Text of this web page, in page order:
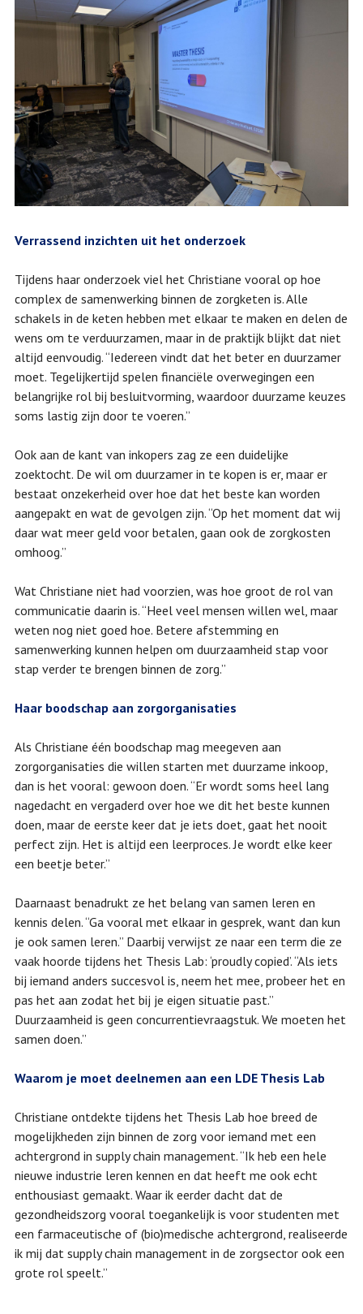
Verrassend inzichten uit het onderzoek
Tijdens haar onderzoek viel het Christiane vooral op hoe
complex de samenwerking binnen de zorgketen is. Alle
schakels in de keten hebben met elkaar te maken en delen de
wens om te verduurzamen, maar in de praktijk blijkt dat niet
altijd eenvoudig. “Iedereen vindt dat het beter en duurzamer
moet. Tegelijkertijd spelen financiële overwegingen een
belangrijke rol bij besluitvorming, waardoor duurzame keuzes
soms lastig zijn door te voeren.”
Ook aan de kant van inkopers zag ze een duidelijke
zoektocht. De wil om duurzamer in te kopen is er, maar er
bestaat onzekerheid over hoe dat het beste kan worden
aangepakt en wat de gevolgen zijn. “Op het moment dat wij
daar wat meer geld voor betalen, gaan ook de zorgkosten
omhoog.”
Wat Christiane niet had voorzien, was hoe groot de rol van
communicatie daarin is. “Heel veel mensen willen wel, maar
weten nog niet goed hoe. Betere afstemming en
samenwerking kunnen helpen om duurzaamheid stap voor
stap verder te brengen binnen de zorg.”
Haar boodschap aan zorgorganisaties
Als Christiane één boodschap mag meegeven aan
zorgorganisaties die willen starten met duurzame inkoop,
dan is het vooral: gewoon doen. “Er wordt soms heel lang
nagedacht en vergaderd over hoe we dit het beste kunnen
doen, maar de eerste keer dat je iets doet, gaat het nooit
perfect zijn. Het is altijd een leerproces. Je wordt elke keer
een beetje beter.”
Daarnaast benadrukt ze het belang van samen leren en
kennis delen. “Ga vooral met elkaar in gesprek, want dan kun
je ook samen leren.” Daarbij verwijst ze naar een term die ze
vaak hoorde tijdens het Thesis Lab: ‘proudly copied’. “Als iets
bij iemand anders succesvol is, neem het mee, probeer het en
pas het aan zodat het bij je eigen situatie past.”
Duurzaamheid is geen concurrentievraagstuk. We moeten het
samen doen.”
Waarom je moet deelnemen aan een LDE Thesis Lab
Christiane ontdekte tijdens het Thesis Lab hoe breed de
mogelijkheden zijn binnen de zorg voor iemand met een
achtergrond in supply chain management. “Ik heb een hele
nieuwe industrie leren kennen en dat heeft me ook echt
enthousiast gemaakt. Waar ik eerder dacht dat de
gezondheidszorg vooral toegankelijk is voor studenten met
een farmaceutische of (bio)medische achtergrond, realiseerde
ik mij dat supply chain management in de zorgsector ook een
grote rol speelt.”